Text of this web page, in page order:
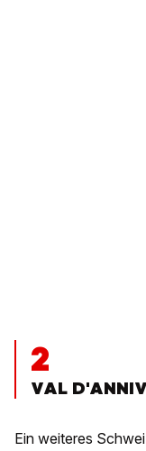
2
VAL
Ein weiteres